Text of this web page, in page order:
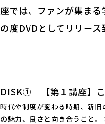
座では、ファンが集ま
の度DVDとしてリリース
DISK① 【第１講座】こ
時代や制度が変わる時期、新
の魅力、良さと向き合うこと。